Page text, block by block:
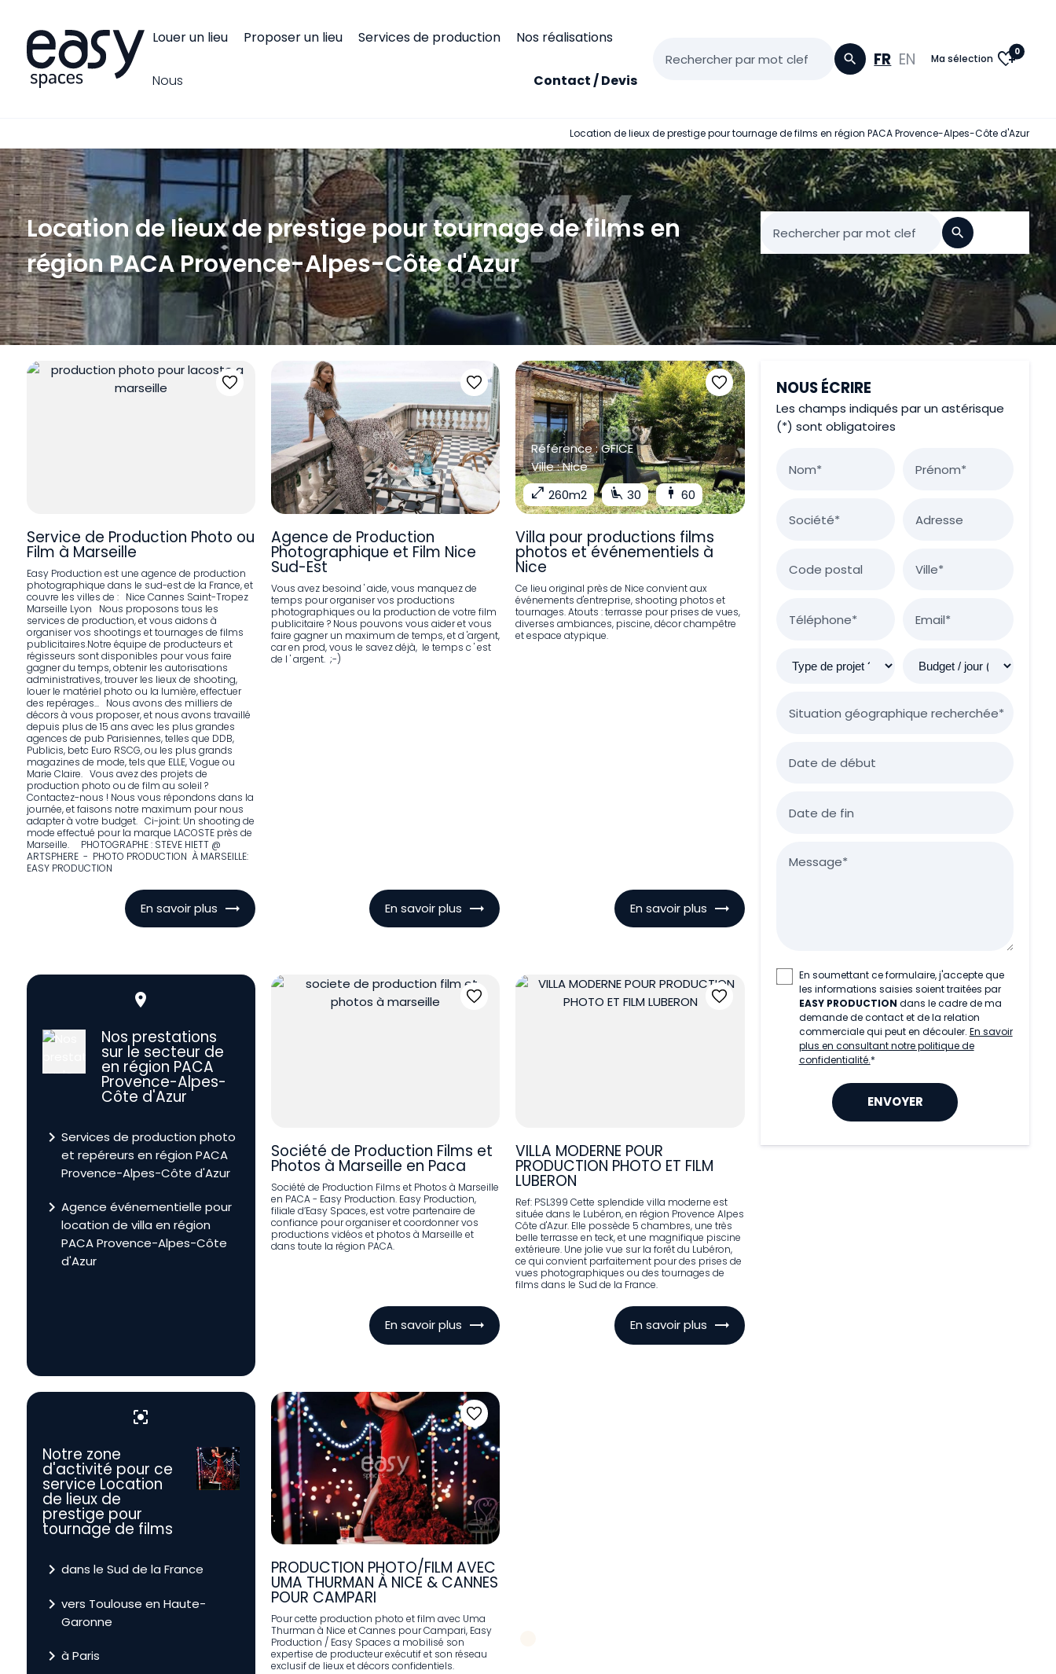
Louer un lieu Proposer un lieu Services de production Nos réalisations
Nous Contact / Devis
Rechercher par mot clef search FR EN Ma sélection heart_plus0
Location de lieux de prestige pour tournage de films en région PACA Provence-Alpes-Côte d'Azur
Location de lieux de prestige pour tournage de films en
région PACA Provence-Alpes-Côte d'Azur
Rechercher par mot clef search
Service de Production Photo ou
Film à Marseille
Easy Production est une agence de production
photographique dans le sud-est de la France, et
couvre les villes de : Nice Cannes Saint-Tropez
Marseille Lyon Nous proposons tous les
services de production, et vous aidons à
organiser vos shootings et tournages de films
publicitaires.Notre équipe de producteurs et
régisseurs sont disponibles pour vous faire
gagner du temps, obtenir les autorisations
administratives, trouver les lieux de shooting,
louer le matériel photo ou la lumière, effectuer
des repérages... Nous avons des milliers de
décors à vous proposer, et nous avons travaillé
depuis plus de 15 ans avec les plus grandes
agences de pub Parisiennes, telles que DDB,
Publicis, betc Euro RSCG, ou les plus grands
magazines de mode, tels que ELLE, Vogue ou
Marie Claire. Vous avez des projets de
production photo ou de film au soleil ?
Contactez-nous ! Nous vous répondons dans la
journée, et faisons notre maximum pour nous
adapter à votre budget. Ci-joint: Un shooting de
mode effectué pour la marque LACOSTE près de
Marseille. PHOTOGRAPHE : STEVE HIETT @
ARTSPHERE - PHOTO PRODUCTION À MARSEILLE:
EASY PRODUCTION
En savoir plus
Agence de Production
Photographique et Film Nice
Sud-Est
Vous avez besoind ' aide, vous manquez de
temps pour organiser vos productions
photographiques ou la production de votre film
publicitaire ? Nous pouvons vous aider et vous
faire gagner un maximum de temps, et d 'argent,
car en prod, vous le savez déjà, le temps c ' est
de l ' argent. ;-)
En savoir plus
Référence :GFICE
Ville :Nice
open_in_full 260m2 airline_seat_recline_extra 30 man 60
Villa pour productions films
photos et événementiels à
Nice
Ce lieu original près de Nice convient aux
événements d'entreprise, shooting photos et
tournages. Atouts : terrasse pour prises de vues,
diverses ambiances, piscine, décor champêtre
et espace atypique.
En savoir plus
place
Nos prestations
sur le secteur de
en région PACA
Provence-Alpes-
Côte d'Azur
navigate_next Services de production photo
et repéreurs en région PACA
Provence-Alpes-Côte d'Azur
navigate_next Agence événementielle pour
location de villa en région
PACA Provence-Alpes-Côte
d'Azur
Société de Production Films et
Photos à Marseille en Paca
Société de Production Films et Photos à Marseille
en PACA - Easy Production. Easy Production,
filiale d’Easy Spaces, est votre partenaire de
confiance pour organiser et coordonner vos
productions vidéos et photos à Marseille et
dans toute la région PACA.
En savoir plus
VILLA MODERNE POUR
PRODUCTION PHOTO ET FILM
LUBERON
Ref: PSL399 Cette splendide villa moderne est
située dans le Lubéron, en région Provence Alpes
Côte d'Azur. Elle possède 5 chambres, une très
belle terrasse en teck, et une magnifique piscine
extérieure. Une jolie vue sur la forêt du Lubéron,
ce qui convient parfaitement pour des prises de
vues photographiques ou des tournages de
films dans le Sud de la France.
En savoir plus
center_focus_strong
Notre zone
d'activité pour ce
service Location
de lieux de
prestige pour
tournage de films
navigate_next dans le Sud de la France
navigate_next vers Toulouse en Haute-
Garonne
navigate_next à Paris
PRODUCTION PHOTO/FILM AVEC
UMA THURMAN À NICE & CANNES
POUR CAMPARI
Pour cette production photo et film avec Uma
Thurman à Nice et Cannes pour Campari, Easy
Production / Easy Spaces a mobilisé son
expertise de producteur exécutif et son réseau
exclusif de lieux et décors confidentiels.
NOUS ÉCRIRE
Les champs indiqués par un astérisque
(*) sont obligatoires
Nom* Prénom*
Société* Adresse
Code postal Ville*
Téléphone* Email*
Situation géographique recherchée*
Date de début
Date de fin
Message*
En soumettant ce formulaire, j'accepte que
les informations saisies soient traitées par
EASY PRODUCTION dans le cadre de ma
demande de contact et de la relation
commerciale qui peut en découler. En savoir
plus en consultant notre politique de
confidentialité.*